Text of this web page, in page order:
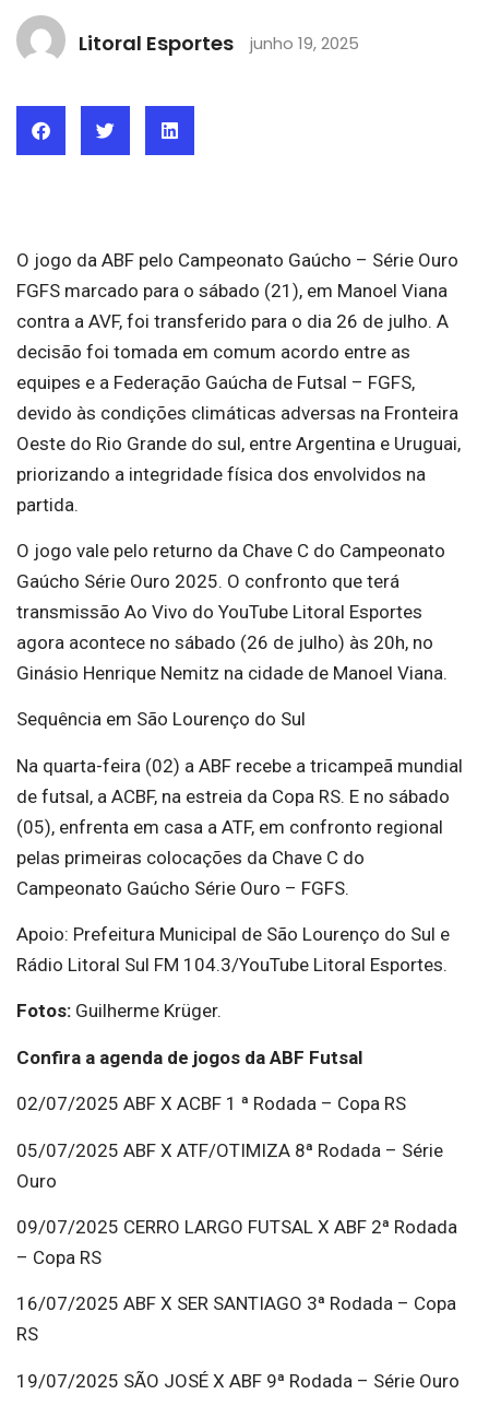
Litoral Esportes junho 19, 2025
O jogo da ABF pelo Campeonato Gaúcho – Série Ouro
FGFS marcado para o sábado (21), em Manoel Viana
contra a AVF, foi transferido para o dia 26 de julho. A
decisão foi tomada em comum acordo entre as
equipes e a Federação Gaúcha de Futsal – FGFS,
devido às condições climáticas adversas na Fronteira
Oeste do Rio Grande do sul, entre Argentina e Uruguai,
priorizando a integridade física dos envolvidos na
partida.
O jogo vale pelo returno da Chave C do Campeonato
Gaúcho Série Ouro 2025. O confronto que terá
transmissão Ao Vivo do YouTube Litoral Esportes
agora acontece no sábado (26 de julho) às 20h, no
Ginásio Henrique Nemitz na cidade de Manoel Viana.
Sequência em São Lourenço do Sul
Na quarta-feira (02) a ABF recebe a tricampeã mundial
de futsal, a ACBF, na estreia da Copa RS. E no sábado
(05), enfrenta em casa a ATF, em confronto regional
pelas primeiras colocações da Chave C do
Campeonato Gaúcho Série Ouro – FGFS.
Apoio: Prefeitura Municipal de São Lourenço do Sul e
Rádio Litoral Sul FM 104.3/YouTube Litoral Esportes.
Fotos: Guilherme Krüger.
Confira a agenda de jogos da ABF Futsal
02/07/2025 ABF X ACBF 1 ª Rodada – Copa RS
05/07/2025 ABF X ATF/OTIMIZA 8ª Rodada – Série
Ouro
09/07/2025 CERRO LARGO FUTSAL X ABF 2ª Rodada
– Copa RS
16/07/2025 ABF X SER SANTIAGO 3ª Rodada – Copa
RS
19/07/2025 SÃO JOSÉ X ABF 9ª Rodada – Série Ouro